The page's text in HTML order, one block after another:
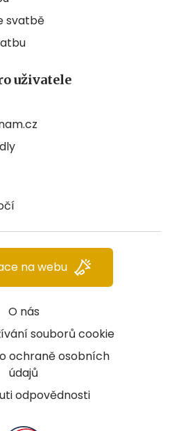
svatbě
uživatele
O nás
souborů cookie
ochraně osobních
údajů
odpovědnosti
na webu